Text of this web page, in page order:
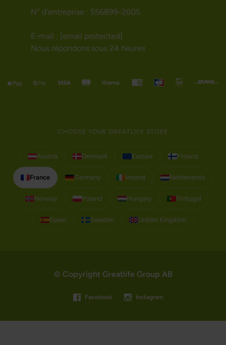
N° d’entreprise : 556899-2605
E-mail : [email protected]
Nous répondons sous 24 heures
CHOOSE YOUR GREATLIFE STORE
Austria Denmark Europe Finland
France Germany Ireland Netherlands
Norway Poland Hungary Portugal
Spain Sweden United Kingdom
© Copyright Greatlife Group AB
Facebook Instagram